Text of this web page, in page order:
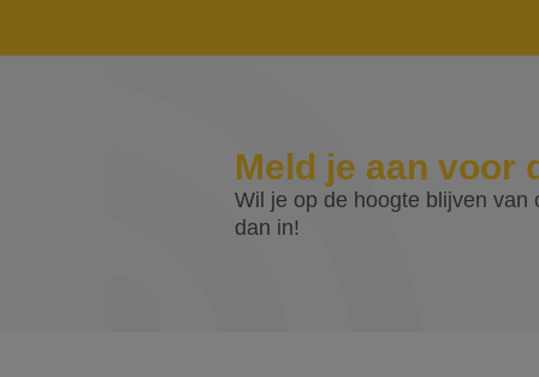
Meld je aan voor
Wil je op de hoogte blijven van
dan in!